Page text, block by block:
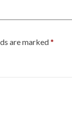
are marked*